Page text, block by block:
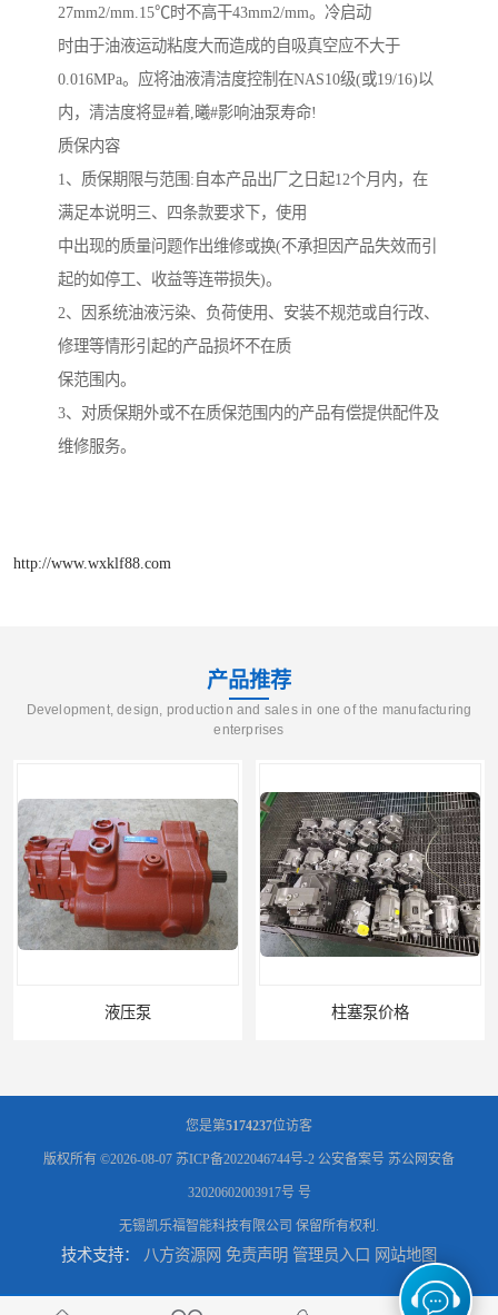
27mm2/mm.15℃时不高干43mm2/mm。冷启动
时由于油液运动粘度大而造成的自吸真空应不大于
0.016MPa。应将油液清洁度控制在NAS10级(或19/16)以
内，清洁度将显#着,曦#影响油泵寿命!
质保内容
1、质保期限与范围: 自本产品出厂之日起12个月内，在
满足本说明三、四条款要求下，使用
中出现的质量问题作出维修或换(不承担因产品失效而引
起的如停工、收益等连带损失)。
2、因系统油液污染、负荷使用、安装不规范或自行改、
修理等情形引起的产品损坏不在质
保范围内。
3、对质保期外或不在质保范围内的产品有偿提供配件及
维修服务。
http://www.wxklf88.com
产品推荐
Development, design, production and sales in one of the manufacturing
enterprises
柱塞泵价格
液压泵报价 液压泵价格
您是第5174237位访客
版权所有 ©2026-08-07 苏ICP备2022046744号-2 公安备案号 苏公网安备
32020602003917号 号
无锡凯乐福智能科技有限公司 保留所有权利.
技术支持： 八方资源网 免责声明 管理员入口 网站地图